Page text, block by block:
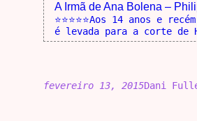
A Irmã de Ana Bolena –
⭐⭐⭐⭐⭐Aos 14 anos e
é levada para a corte de
fevereiro 13, 2015Dani